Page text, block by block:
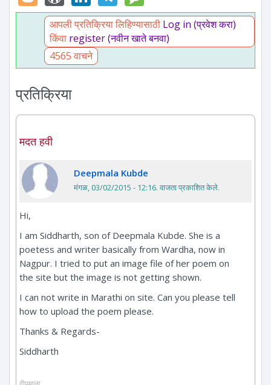
आपली प्रतिक्रिया लिहिण्यासाठी Log in (प्रवेश करा)
किंवा register (नवीन खाते बनवा)
4565 वाचने
प्रतिक्रिया
मदत हवी
Deepmala Kubde
मंगळ, 03/02/2015 - 12:16. वाजता प्रकाशित केले.
Hi,
I am Siddharth, son of Deepmala Kubde. She is a
poetess and writer basically from Wardha, now in
Nagpur. I tried to put an image file of her poem on
the site but the image is not getting shown.
I can not write in Marathi on site. Can you please tell
how to upload the poem please.
Thanks & Regards-
Siddharth